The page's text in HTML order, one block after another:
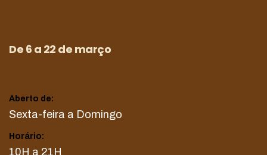
De 6 a 22 de março
Aberto de:
Sexta-feira a Domingo
Horário:
10H a 21H